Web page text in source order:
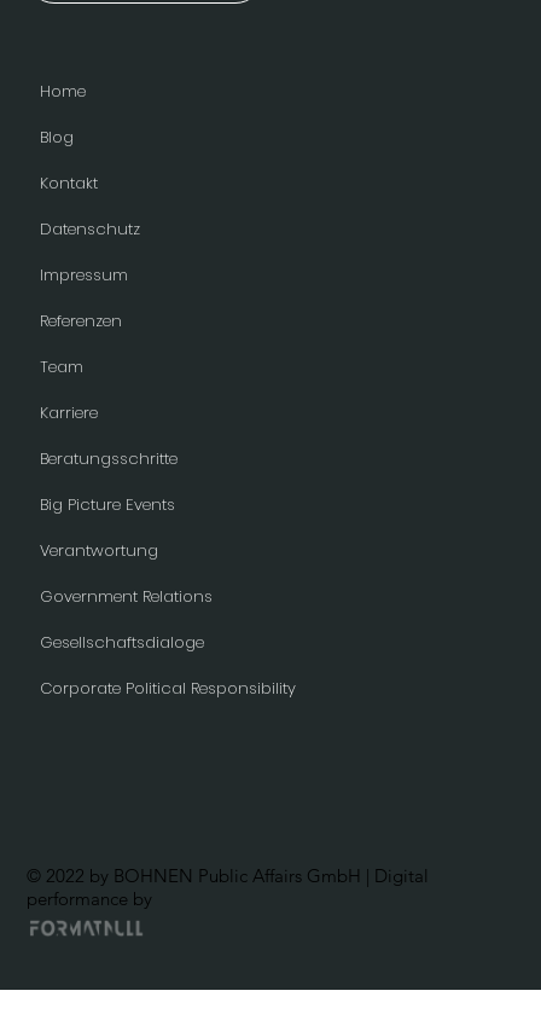
Referenzen
Team
Karriere
Beratungsschritte
Big Picture Events
Verantwortung
Home
Blog
Kontakt
Datenschutz
Impressum
Government Relations
Gesellschaftsdialoge
Corporate Political Responsibility
© 2022 by BOHNEN Public Affairs GmbH | Digital
performance by